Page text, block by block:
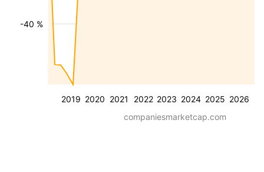
2019 2020 2021 2022 2023 2024 2025 2026
-40 %
companiesmarketcap.com